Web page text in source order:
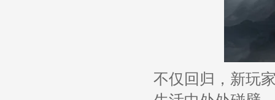
不仅回归，新玩